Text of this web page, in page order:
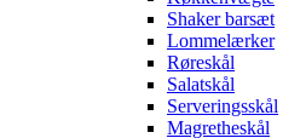
Shaker barsæt
Lommelærker
Røreskål
Salatskål
Serveringsskål
Magretheskål